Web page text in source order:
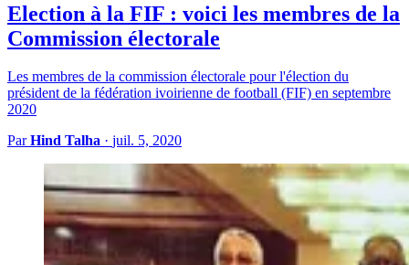
Election à la FIF : voici les membres de la
Commission électorale
Les membres de la commission électorale pour l'élection du
président de la fédération ivoirienne de football (FIF) en septembre
2020
ParHind Talha · juil. 5, 2020